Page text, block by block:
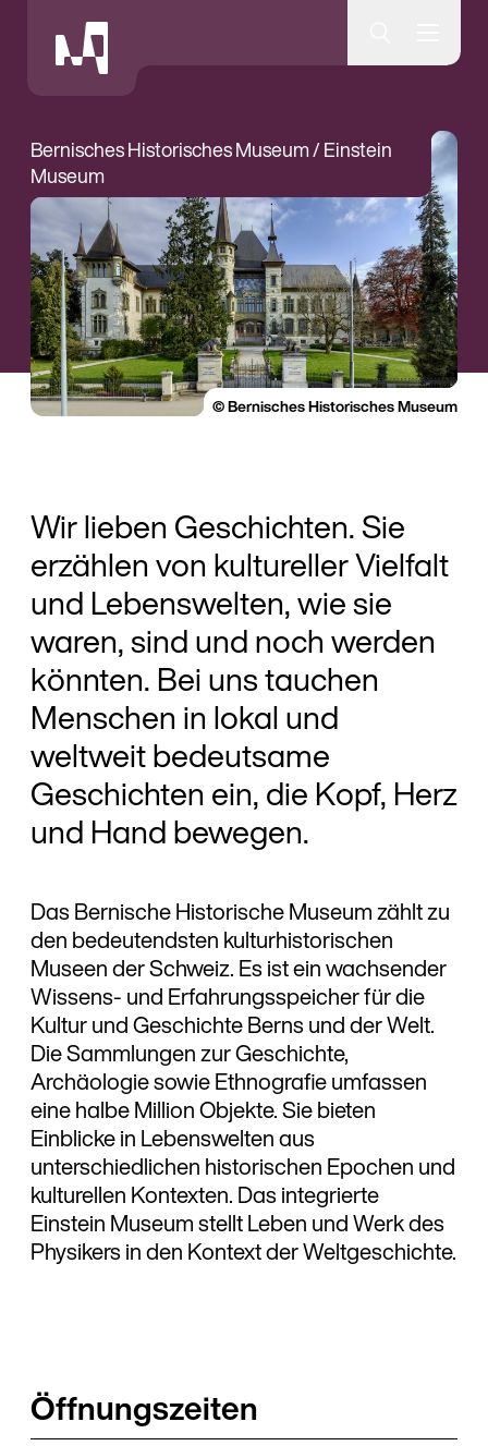
Museumsquartier Bern
Bernisches Historisches Museum / Einstein
Museum
© Bernisches Historisches Museum
Wir lieben Geschichten. Sie
erzählen von kultureller Vielfalt
und Lebenswelten, wie sie
waren, sind und noch werden
könnten. Bei uns tauchen
Menschen in lokal und
weltweit bedeutsame
Geschichten ein, die Kopf, Herz
und Hand bewegen.
Das Bernische Historische Museum zählt zu
den bedeutendsten kulturhistorischen
Museen der Schweiz. Es ist ein wachsender
Wissens- und Erfahrungsspeicher für die
Kultur und Geschichte Berns und der Welt.
Die Sammlungen zur Geschichte,
Archäologie sowie Ethnografie umfassen
eine halbe Million Objekte. Sie bieten
Einblicke in Lebenswelten aus
unterschiedlichen historischen Epochen und
kulturellen Kontexten. Das integrierte
Einstein Museum stellt Leben und Werk des
Physikers in den Kontext der Weltgeschichte.
Öffnungszeiten